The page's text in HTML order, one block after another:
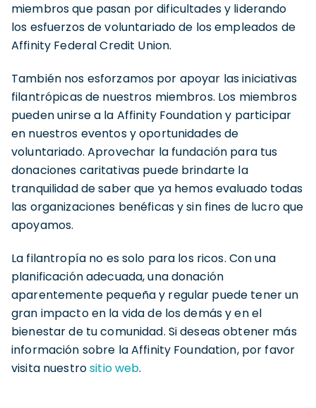
miembros que pasan por dificultades y liderando
los esfuerzos de voluntariado de los empleados de
Affinity Federal Credit Union.
También nos esforzamos por apoyar las iniciativas
filantrópicas de nuestros miembros. Los miembros
pueden unirse a la Affinity Foundation y participar
en nuestros eventos y oportunidades de
voluntariado. Aprovechar la fundación para tus
donaciones caritativas puede brindarte la
tranquilidad de saber que ya hemos evaluado todas
las organizaciones benéficas y sin fines de lucro que
apoyamos.
La filantropía no es solo para los ricos. Con una
planificación adecuada, una donación
aparentemente pequeña y regular puede tener un
gran impacto en la vida de los demás y en el
bienestar de tu comunidad. Si deseas obtener más
información sobre la Affinity Foundation, por favor
visita nuestrositio web.